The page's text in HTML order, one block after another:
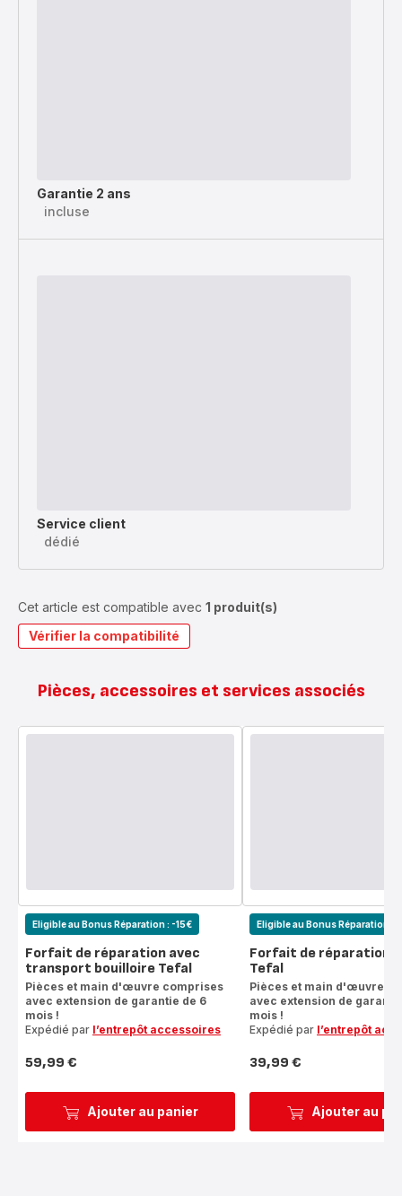
Garantie 2 ans
incluse
Service client
dédié
Cet article est compatible avec 1 produit(s)
Vérifier la compatibilité
Pièces, accessoires et services associés
Ajouter au panier
Eligible au Bonus Réparation : -15€
Forfait de réparation avec
transport bouilloire Tefal
Pièces et main d'œuvre comprises
avec extension de garantie de 6
mois !
Expédié par l’entrepôt accessoires
Prix
59,99 €
Ajouter au
Eligible au Bonus Réparation : -
Forfait de réparation
Tefal
Pièces et main d'œuvre
avec extension de
mois !
Expédié par l’entrepôt
Prix
39,99 €